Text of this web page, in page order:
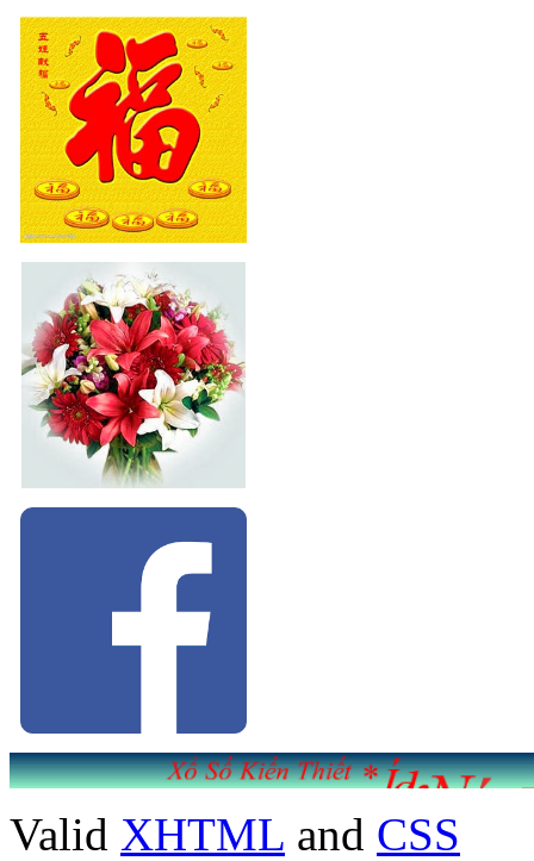
Valid XHTML and CSS